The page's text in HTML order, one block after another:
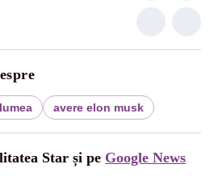
lumea avere elon musk
Star și pe Google News